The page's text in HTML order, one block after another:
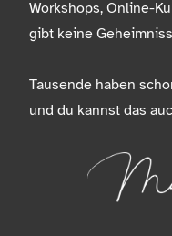
Workshops, Online-
gibt keine
Tausende haben
und du kannst das